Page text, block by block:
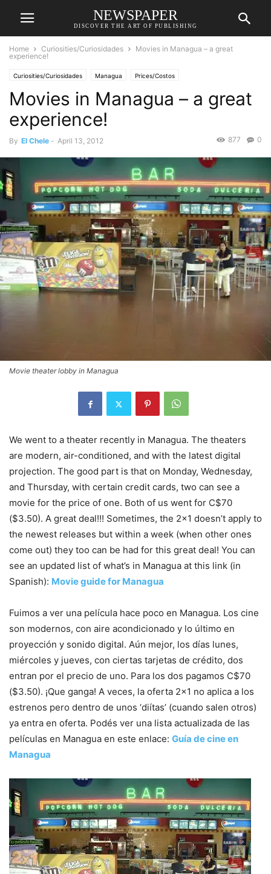
NEWSPAPER
DISCOVER THE ART OF PUBLISHING
Home Curiosities/Curiosidades
Movies in Managua – a great
experience!
Curiosities/Curiosidades Managua Prices/Costos
Movies in Managua – a great
experience!
By El Chele - April 13, 2012 0
877
Movie theater lobby in Managua
We went to a theater recently in Managua. The theaters
are modern, air-conditioned, and with the latest digital
projection. The good part is that on Monday, Wednesday,
and Thursday, with certain credit cards, two can see a
movie for the price of one. Both of us went for C$70
($3.50). A great deal!!! Sometimes, the 2×1 doesn’t apply to
the newest releases but within a week (when other ones
come out) they too can be had for this great deal! You can
see an updated list of what’s in Managua at this link (in
Spanish): Movie guide for Managua
Fuimos a ver una película hace poco en Managua. Los cine
son modernos, con aire acondicionado y lo último en
proyección y sonido digital. Aún mejor, los días lunes,
miércoles y jueves, con ciertas tarjetas de crédito, dos
entran por el precio de uno. Para los dos pagamos C$70
($3.50). ¡Que ganga! A veces, la oferta 2×1 no aplica a los
estrenos pero dentro de unos ‘diítas’ (cuando salen otros)
ya entra en oferta. Podés ver una lista actualizada de las
películas en Managua en este enlace: Guía de cine en
Managua